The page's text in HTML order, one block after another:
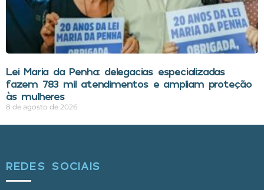
Lei Maria da Penha: delegacias especializadas
fazem 783 mil atendimentos e ampliam proteção
às mulheres
8 de agosto de 2026
REDES SOCIAIS